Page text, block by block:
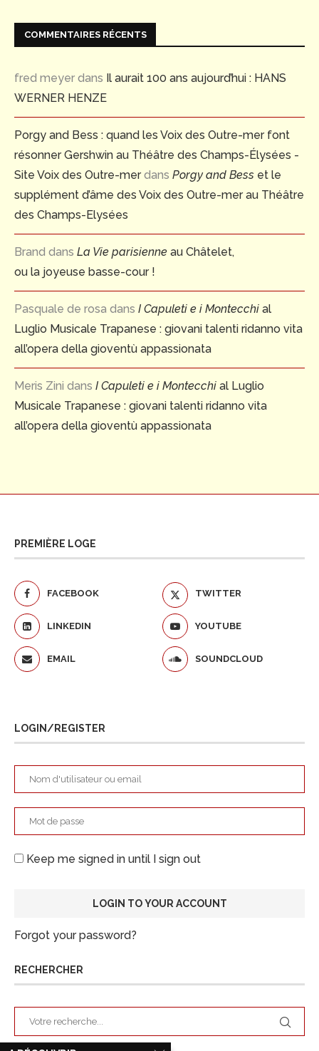
COMMENTAIRES RÉCENTS
fred meyer dans Il aurait 100 ans aujourd’hui : HANS
WERNER HENZE
Porgy and Bess : quand les Voix des Outre-mer font
résonner Gershwin au Théâtre des Champs-Élysées -
Site Voix des Outre-merdans Porgy and Bess et le
supplément d’âme des Voix des Outre-mer au Théâtre
des Champs-Elysées
Brand dans La Vie parisienne au Châtelet,
ou la joyeuse basse-cour !
Pasquale de rosa dans I Capuleti e i Montecchi al
Luglio Musicale Trapanese : giovani talenti ridanno vita
all’opera della gioventù appassionata
Meris Zini dans I Capuleti e i Montecchi al Luglio
Musicale Trapanese : giovani talenti ridanno vita
all’opera della gioventù appassionata
PREMIÈRE LOGE
FACEBOOK TWITTER
LINKEDIN YOUTUBE
EMAIL SOUNDCLOUD
LOGIN/REGISTER
Keep me signed in until I sign out
Forgot your password?
RECHERCHER